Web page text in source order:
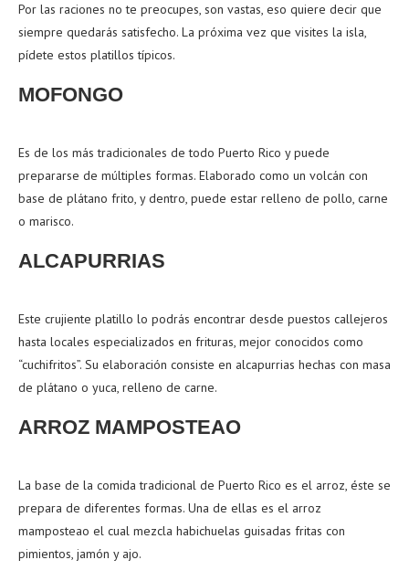
Por las raciones no te preocupes, son vastas, eso quiere decir que
siempre quedarás satisfecho. La próxima vez que visites la isla,
pídete estos platillos típicos.
MOFONGO
Es de los más tradicionales de todo Puerto Rico y puede
prepararse de múltiples formas. Elaborado como un volcán con
base de plátano frito, y dentro, puede estar relleno de pollo, carne
o marisco.
ALCAPURRIAS
Este crujiente platillo lo podrás encontrar desde puestos callejeros
hasta locales especializados en frituras, mejor conocidos como
“cuchifritos”. Su elaboración consiste en alcapurrias hechas con masa
de plátano o yuca, relleno de carne.
ARROZ MAMPOSTEAO
La base de la comida tradicional de Puerto Rico es el arroz, éste se
prepara de diferentes formas. Una de ellas es el arroz
mamposteao el cual mezcla habichuelas guisadas fritas con
pimientos, jamón y ajo.